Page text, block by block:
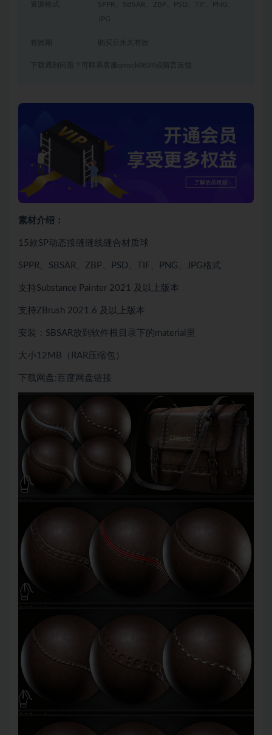
资源格式
SPPR、SBSAR、ZBP、PSD、TIF、PNG、
JPG
有效期 购买后永久有效
下载遇到问题？可联系客服qmsck0824或留言反馈
素材介绍：
15款SP动态接缝缝线缝合材质球
SPPR、SBSAR、ZBP、PSD、TIF、PNG、JPG格式
支持Substance Painter 2021 及以上版本
支持ZBrush 2021.6 及以上版本
安装：SBSAR放到软件根目录下的material里
大小12MB（RAR压缩包）
下载网盘:百度网盘链接